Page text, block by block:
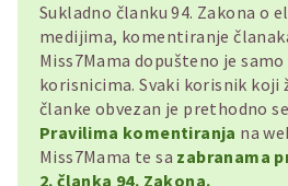
Sukladno članku 94. Zakona o
medijima, komentiranje
Miss7Mama dopušteno je
korisnicima. Svaki korisnik
članke obvezan je prethodno
Pravilima komentiranja na
Miss7Mama te sa zabranama
2. članka 94. Zakona.